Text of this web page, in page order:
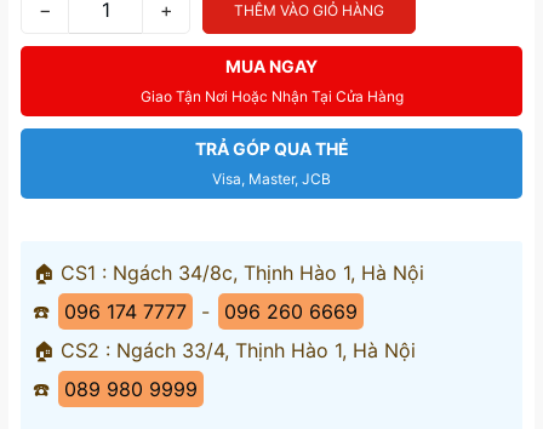
− + THÊM VÀO GIỎ HÀNG
MUA NGAY
Giao Tận Nơi Hoặc Nhận Tại Cửa Hàng
TRẢ GÓP QUA THẺ
Visa, Master, JCB
🏠 CS1 : Ngách 34/8c, Thịnh Hào 1, Hà Nội
☎️
096 174 7777 -
096 260 6669
🏠 CS2 : Ngách 33/4, Thịnh Hào 1, Hà Nội
☎️
089 980 9999